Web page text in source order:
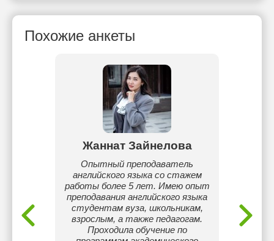
Похожие анкеты
и
Жаннат Зайнелова
Опытный преподаватель
английского языка со стажем
работы более 5 лет. Имею опыт
преподавания английского языка
студентам вуза, школьникам,
взрослым, а также педагогам.
Проходила обучение по